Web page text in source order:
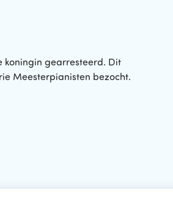
koningin gearresteerd. Dit
Meesterpianisten bezocht.